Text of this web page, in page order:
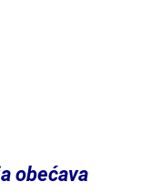
obećava